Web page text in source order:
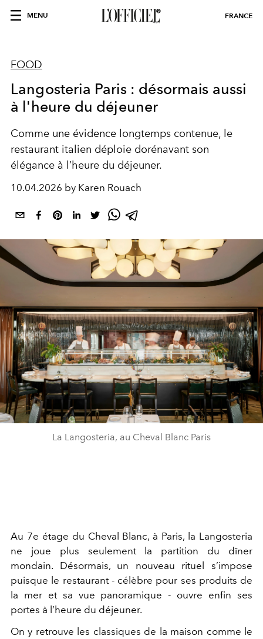
MENU FRANCE
FOOD
Langosteria Paris : désormais aussi
à l'heure du déjeuner
Comme une évidence longtemps contenue, le
restaurant italien déploie dorénavant son
élégance à l’heure du déjeuner.
10.04.2026 by Karen Rouach
La Langosteria, au Cheval Blanc Paris
Au 7e étage du Cheval Blanc, à Paris, la Langosteria
ne joue plus seulement la partition du dîner
mondain. Désormais, un nouveau rituel s’impose
puisque le restaurant - célèbre pour ses produits de
la mer et sa vue panoramique - ouvre enfin ses
portes à l’heure du déjeuner.
On y retrouve les classiques de la maison comme le